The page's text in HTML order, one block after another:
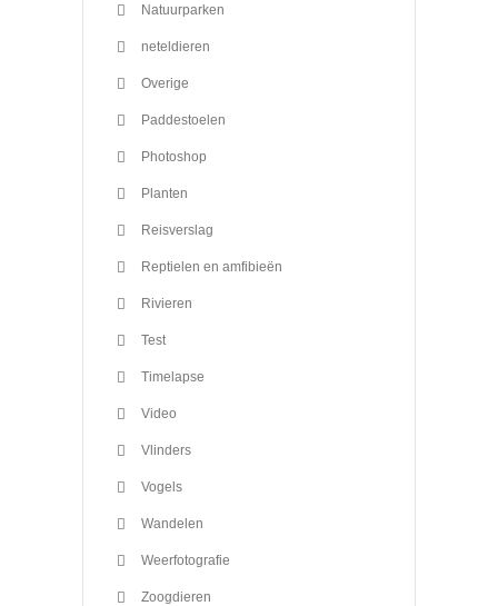
Natuurparken
neteldieren
Overige
Paddestoelen
Photoshop
Planten
Reisverslag
Reptielen en amfibieën
Rivieren
Test
Timelapse
Video
Vlinders
Vogels
Wandelen
Weerfotografie
Zoogdieren